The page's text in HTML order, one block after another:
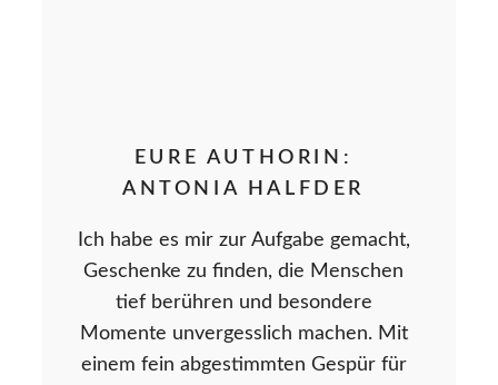
EURE AUTHORIN:
ANTONIA HALFDER
Ich habe es mir zur Aufgabe gemacht,
Geschenke zu finden, die Menschen
tief berühren und besondere
Momente unvergesslich machen. Mit
einem fein abgestimmten Gespür für